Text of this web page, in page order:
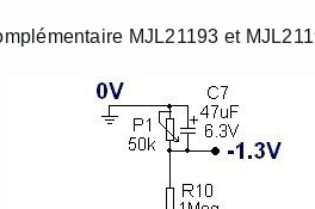
MJL21193 et